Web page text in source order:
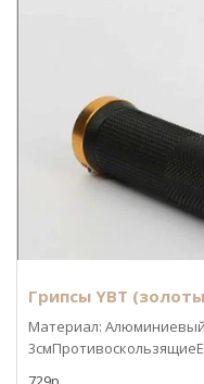
Грипсы YBT
Материал: